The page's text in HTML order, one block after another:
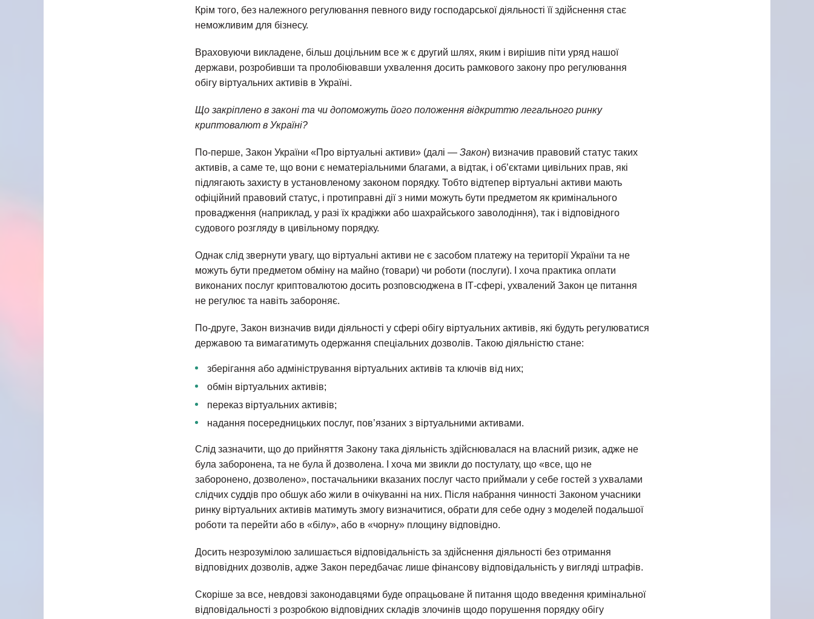
Крім того, без належного регулювання певного виду господарської діяльності її здійснення стає
неможливим для бізнесу.
Враховуючи викладене, більш доцільним все ж є другий шлях, яким і вирішив піти уряд нашої
держави, розробивши та пролобіювавши ухвалення досить рамкового закону про регулювання
обігу віртуальних активів в Україні.
Що закріплено в законі та чи допоможуть його положення відкриттю легального ринку
криптовалют в Україні?
По-перше, Закон України «Про віртуальні активи» (далі — Закон) визначив правовий статус таких
активів, а саме те, що вони є нематеріальними благами, а відтак, і об’єктами цивільних прав, які
підлягають захисту в установленому законом порядку. Тобто відтепер віртуальні активи мають
офіційний правовий статус, і протиправні дії з ними можуть бути предметом як кримінального
провадження (наприклад, у разі їх крадіжки або шахрайського заволодіння), так і відповідного
судового розгляду в цивільному порядку.
Однак слід звернути увагу, що віртуальні активи не є засобом платежу на території України та не
можуть бути предметом обміну на майно (товари) чи роботи (послуги). І хоча практика оплати
виконаних послуг криптовалютою досить розповсюджена в ІТ-сфері, ухвалений Закон це питання
не регулює та навіть забороняє.
По-друге, Закон визначив види діяльності у сфері обігу віртуальних активів, які будуть регулюватися
державою та вимагатимуть одержання спеціальних дозволів. Такою діяльністю стане:
зберігання або адміністрування віртуальних активів та ключів від них;
обмін віртуальних активів;
переказ віртуальних активів;
надання посередницьких послуг, пов’язаних з віртуальними активами.
Слід зазначити, що до прийняття Закону така діяльність здійснювалася на власний ризик, адже не
була заборонена, та не була й дозволена. І хоча ми звикли до постулату, що «все, що не
заборонено, дозволено», постачальники вказаних послуг часто приймали у себе гостей з ухвалами
слідчих суддів про обшук або жили в очікуванні на них. Після набрання чинності Законом учасники
ринку віртуальних активів матимуть змогу визначитися, обрати для себе одну з моделей подальшої
роботи та перейти або в «білу», або в «чорну» площину відповідно.
Досить незрозумілою залишається відповідальність за здійснення діяльності без отримання
відповідних дозволів, адже Закон передбачає лише фінансову відповідальність у вигляді штрафів.
Скоріше за все, невдовзі законодавцями буде опрацьоване й питання щодо введення кримінальної
відповідальності з розробкою відповідних складів злочинів щодо порушення порядку обігу